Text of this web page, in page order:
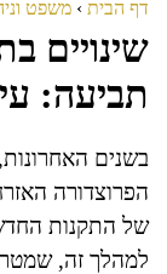
דף הבית › משפט
שינויים
תביעה:
בשנים
הפרוצדורה
למהלך זה,